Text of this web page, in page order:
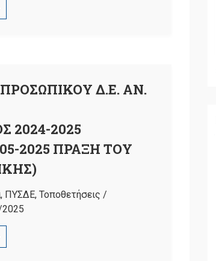
Δ.Ε. ΑΝ.
2024-2025
2025 ΠΡΑΞΗ ΤΟΥ
, ΠΥΣΔΕ, Τοποθετήσεις /